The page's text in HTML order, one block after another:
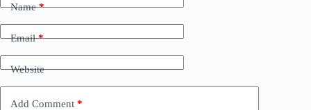
Name*
Email*
Website
Add Comment *